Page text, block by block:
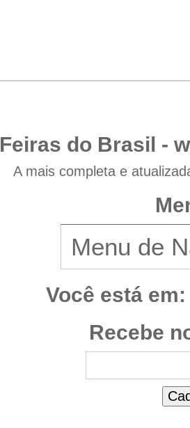
Feiras do Brasil -
A mais completa e
Você está em:
Recebe